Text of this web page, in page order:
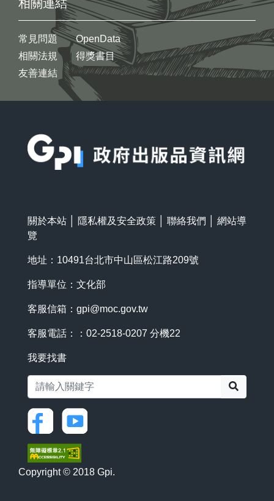
相關連結
常見問題
相關法規
友善連結
OpenData
得獎書目
關於本站 隱私權及安全政策 聯絡我們
網站導
覽
地址：10491台北市中山區松江路209號
指導單位：文化部
客服信箱： gpi@moc.gov.tw
客服電話：：02-2518-0207 分機22
我要找書
Copyright © 2018 Gpi.